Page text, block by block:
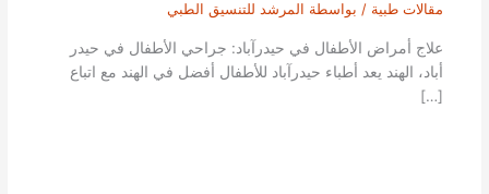
مقالات طبية / بواسطة المرشد للتنسيق الطبي
علاج أمراض الأطفال في حيدرآباد: جراحي الأطفال في حيدر
أباد، الهند يعد أطباء حيدرآباد للأطفال أفضل في الهند مع اتباع
[…]